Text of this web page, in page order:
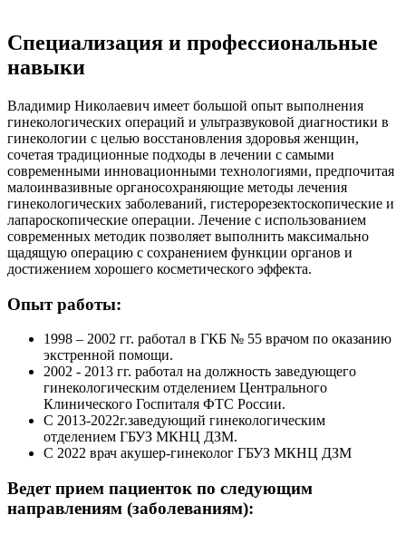
Специализация и профессиональные
навыки
Владимир Николаевич имеет большой опыт выполнения
гинекологических операций и ультразвуковой диагностики в
гинекологии с целью восстановления здоровья женщин,
сочетая традиционные подходы в лечении с самыми
современными инновационными технологиями, предпочитая
малоинвазивные органосохраняющие методы лечения
гинекологических заболеваний, гистерорезектоскопические и
лапароскопические операции. Лечение с использованием
современных методик позволяет выполнить максимально
щадящую операцию с сохранением функции органов и
достижением хорошего косметического эффекта.
Опыт работы:
1998 – 2002 гг. работал в ГКБ № 55 врачом по оказанию
экстренной помощи.
2002 - 2013 гг. работал на должность заведующего
гинекологическим отделением Центрального
Клинического Госпиталя ФТC России.
С 2013-2022г.заведующий гинекологическим
отделением ГБУЗ МКНЦ ДЗМ.
С 2022 врач акушер-гинеколог ГБУЗ МКНЦ ДЗМ
Ведет прием пациенток по следующим
направлениям (заболеваниям):